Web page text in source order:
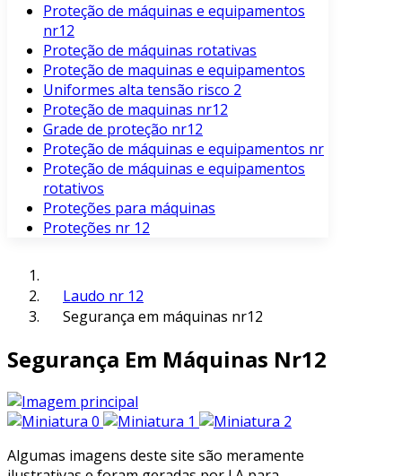
Proteção de máquinas e equipamentos
nr12
Proteção de máquinas rotativas
Proteção de maquinas e equipamentos
Uniformes alta tensão risco 2
Proteção de maquinas nr12
Grade de proteção nr12
Proteção de máquinas e equipamentos nr
Proteção de máquinas e equipamentos
rotativos
Proteções para máquinas
Proteções nr 12
Laudo nr 12
Segurança em máquinas nr12
Segurança Em Máquinas Nr12
Algumas imagens deste site são meramente